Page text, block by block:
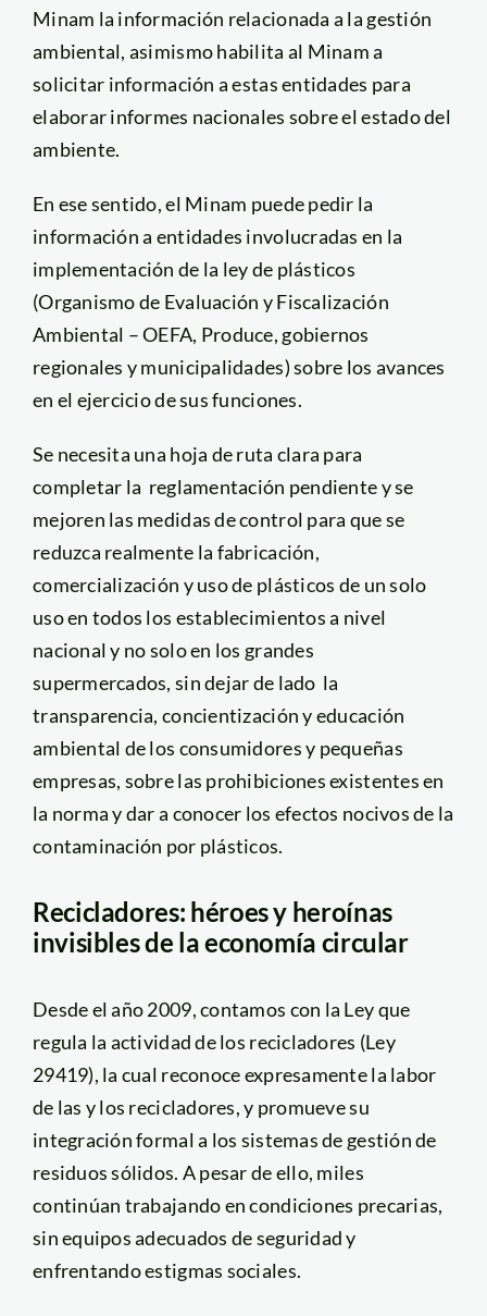
Minam la información relacionada a la gestión
ambiental, asimismo habilita al Minam a
solicitar información a estas entidades para
elaborar informes nacionales sobre el estado del
ambiente.
En ese sentido, el Minam puede pedir la
información a entidades involucradas en la
implementación de la ley de plásticos
(Organismo de Evaluación y Fiscalización
Ambiental – OEFA, Produce, gobiernos
regionales y municipalidades) sobre los avances
en el ejercicio de sus funciones.
Se necesita una hoja de ruta clara para
completar la reglamentación pendiente y se
mejoren las medidas de control para que se
reduzca realmente la fabricación,
comercialización y uso de plásticos de un solo
uso en todos los establecimientos a nivel
nacional y no solo en los grandes
supermercados, sin dejar de lado la
transparencia, concientización y educación
ambiental de los consumidores y pequeñas
empresas, sobre las prohibiciones existentes en
la norma y dar a conocer los efectos nocivos de la
contaminación por plásticos.
Recicladores: héroes y heroínas
invisibles de la economía circular
Desde el año 2009, contamos con la Ley que
regula la actividad de los recicladores (Ley
29419), la cual reconoce expresamente la labor
de las y los recicladores, y promueve su
integración formal a los sistemas de gestión de
residuos sólidos. A pesar de ello, miles
continúan trabajando en condiciones precarias,
sin equipos adecuados de seguridad y
enfrentando estigmas sociales.